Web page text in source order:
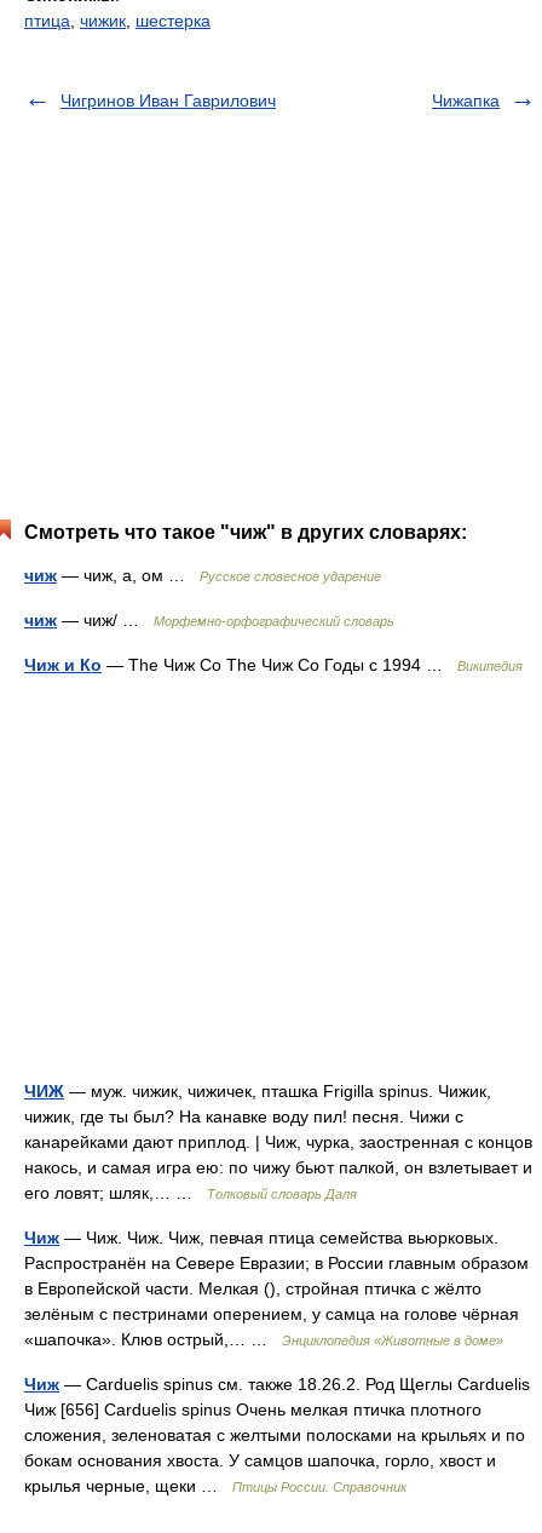
птица чижик шестерка
Чигринов Иван Гаврилович Чижапка
Смотреть что такое "чиж" в других словарях:
чиж — чиж, а, ом … Русское словесное ударение
чиж — чиж/ … Морфемно-орфографический словарь
Чиж и Ко — The Чиж Co The Чиж Co Годы c 1994 … Википедия
ЧИЖ — муж. чижик, чижичек, пташка Frigilla spinus. Чижик,
чижик, где ты был? На канавке воду пил! песня. Чижи с
канарейками дают приплод. | Чиж, чурка, заостренная с концов
накось, и самая игра ею: по чижу бьют палкой, он взлетывает и
его ловят; шляк,… …
Толковый словарь Даля
Чиж — Чиж. Чиж. Чиж, певчая птица семейства вьюрковых.
Распространён на Севере Евразии; в России главным образом
в Европейской части. Мелкая (), стройная птичка с жёлто
зелёным с пестринами оперением, у самца на голове чёрная
«шапочка». Клюв острый,… …
Энциклопедия «Животные в доме»
Чиж — Carduelis spinus см. также 18.26.2. Род Щеглы Carduelis
Чиж [656] Carduelis spinus Очень мелкая птичка плотного
сложения, зеленоватая с желтыми полосками на крыльях и по
бокам основания хвоста. У самцов шапочка, горло, хвост и
крылья черные, щеки …
Птицы России. Справочник